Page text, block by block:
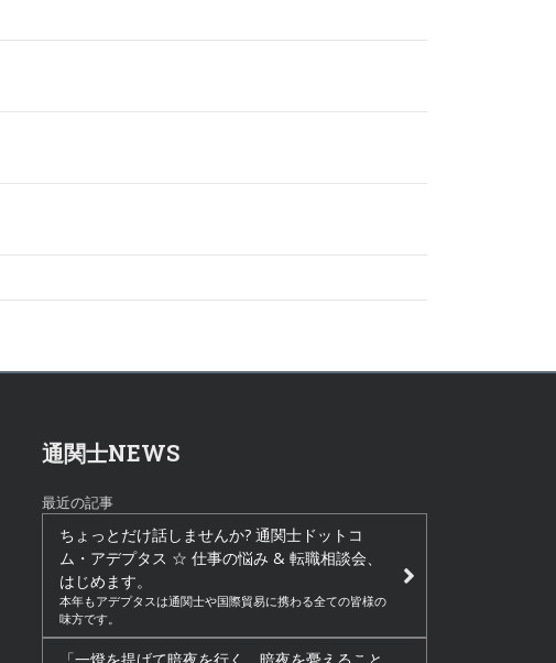
通関士NEWS
最近の記事
ちょっとだけ話しませんか? 通関士ドットコ
ム・アデプタス ☆ 仕事の悩み & 転職相談会、
はじめます。
本年もアデプタスは通関士や国際貿易に携わる全ての皆様の
味方です。